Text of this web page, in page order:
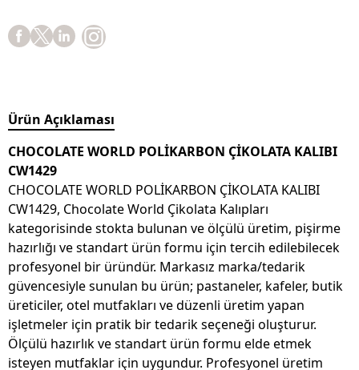
Ürün Açıklaması
CHOCOLATE WORLD POLİKARBON ÇİKOLATA KALIBI
CW1429
CHOCOLATE WORLD POLİKARBON ÇİKOLATA KALIBI
CW1429, Chocolate World Çikolata Kalıpları
kategorisinde stokta bulunan ve ölçülü üretim, pişirme
hazırlığı ve standart ürün formu için tercih edilebilecek
profesyonel bir üründür. Markasız marka/tedarik
güvencesiyle sunulan bu ürün; pastaneler, kafeler, butik
üreticiler, otel mutfakları ve düzenli üretim yapan
işletmeler için pratik bir tedarik seçeneği oluşturur.
Ölçülü hazırlık ve standart ürün formu elde etmek
isteyen mutfaklar için uygundur. Profesyonel üretim